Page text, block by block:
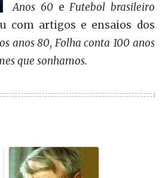
Anos 60eFutebol brasileiro
com artigos e ensaios dos
anos 80, Folha conta 100 anos
que sonhamos.